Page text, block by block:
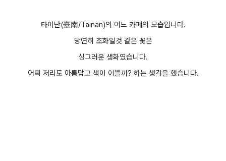
타이난(臺南/Tainan)의 어느 카페의 모습입니다.
당연히 조화일것 같은 꽃은
싱그러운 생화였습니다.
어찌 저리도 아름답고 색이 이쁠까? 하는 생각을 했습니다.